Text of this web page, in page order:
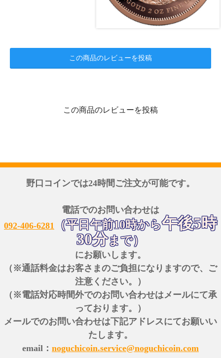
この商品のレビューを投稿
この商品のレビューを投稿
野口コインでは24時間ご注文が可能です。
電話でのお問い合わせは
092-406-6281
（平日午前10時から午後5時
30分まで）
にお願いします。
（※通話料金はお客さまのご負担になりますので、ご
注意ください。）
（※電話対応時間外でのお問い合わせはメールにて承
っております。）
メールでのお問い合わせは下記アドレスにてお願いい
たします。
email： noguchicoin.service@noguchicoin.com